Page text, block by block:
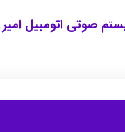
صوتی اتومبیل امیر